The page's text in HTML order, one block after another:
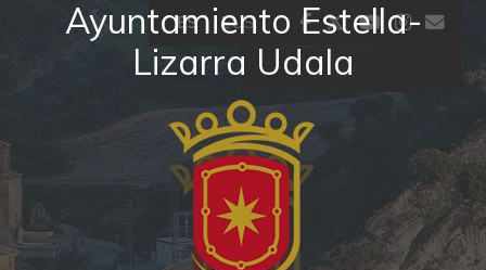
Ayuntamiento Estella-
Lizarra Udala
Ir al contenido ES EUS facebook
twitter
youtube
El tiempo - Tutiempo.net